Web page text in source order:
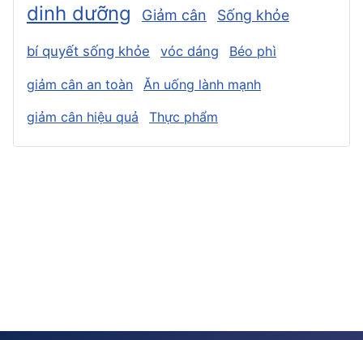
dinh dưỡng Giảm cân Sống khỏe
bí quyết sống khỏe vóc dáng Béo phì
giảm cân an toàn
Ăn uống lành mạnh
giảm cân hiệu quả
Thực phẩm